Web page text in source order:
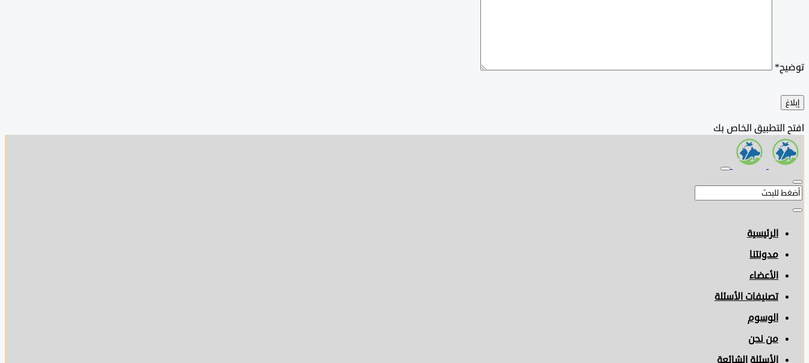
توضيح*
إبلاغ
افتح التطبيق الخاص بك
الرئيسية
مدونتنا
الأعضاء
تصنيفات الأسئلة
الوسوم
من نحن
الأسئلة الشائعة